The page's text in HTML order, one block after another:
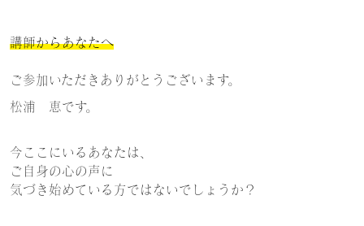
講師からあなたへ
ご参加いただきありがとうございます。
松浦 恵です。
今ここにいるあなたは、
ご自身の心の声に
気づき始めている方ではないでしょうか？